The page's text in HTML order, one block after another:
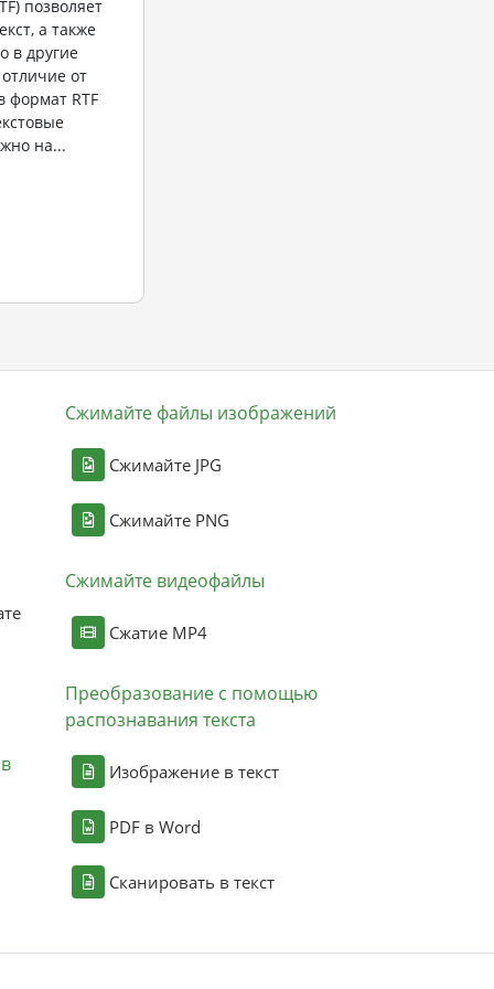
позволяет
а также
в другие
от
формат RTF
на...
Сжимайте файлы изображений
Сжимайте JPG
Сжимайте PNG
Сжимайте видеофайлы
Сжатие MP4
Преобразование с помощью
распознавания текста
Изображение в текст
PDF в Word
Сканировать в текст